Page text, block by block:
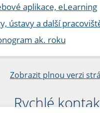
aplikace, eLearning
ústavy a další
ak. roku
Zobrazit plnou verzi
Rychlé